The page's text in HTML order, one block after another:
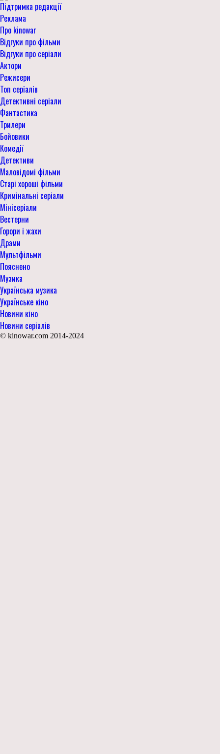
Підтримка редакції
Реклама
Про kinowar
Відгуки про фільми
Відгуки про серіали
Актори
Режисери
Топ серіалів
Детективні серіали
Фантастика
Трилери
Бойовики
Комедії
Детективи
Маловідомі фільми
Старі хороші фільми
Кримінальні серіали
Мінісеріали
Вестерни
Горори і жахи
Драми
Мультфільми
Пояснено
Музика
Українська музика
Українське кіно
Новини кіно
Новини серіалів
© kinowar.com 2014-2024